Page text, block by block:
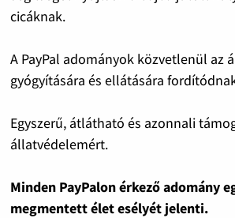
cicáknak.
A PayPal adományok közvetlenül az
gyógyítására és ellátására
Egyszerű, átlátható és azonnali
állatvédelemért.
Minden PayPalon érkező adomány
megmentett élet esélyét jelenti.